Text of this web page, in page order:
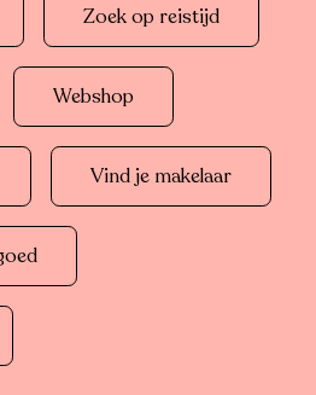
Zoek op reistijd
Webshop
Vind je makelaar